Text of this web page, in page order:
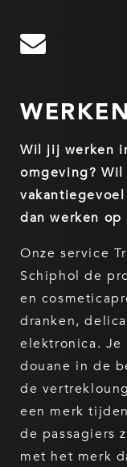
to
content
CASES
ONS TEAM
CONTACT
WERKEN BIJ
Wil jij werken
omgeving?
dan werken op
Onze service
Schiphol de
en
dranken,
elektronica. Je
douane in de
de
een merk
de passagiers
met het merk